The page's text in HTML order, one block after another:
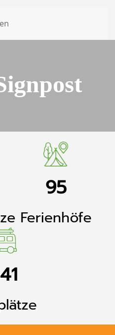
95
Ferienhöfe